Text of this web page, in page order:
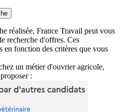
réalisée, France Travail peut vous
recherche d'offres. Ces
en fonction des critères que vous
un métier d'ouvrier agricole,
: